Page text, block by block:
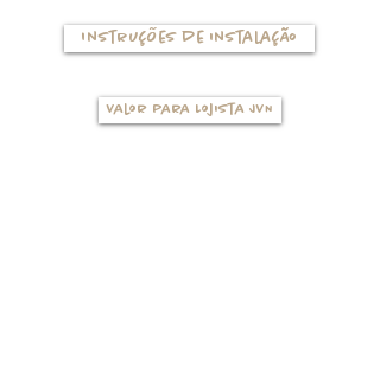
Instruções de instalação
Valor para Lojista JVN